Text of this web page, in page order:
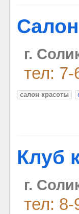
г.
тел: 7-
салон красоты
Клуб
г.
тел: